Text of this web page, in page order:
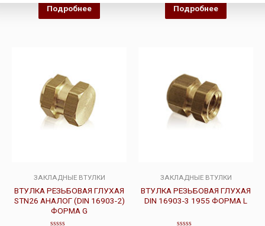
5
Подробнее
5
Подробнее
ЗАКЛАДНЫЕ ВТУЛКИ
ВТУЛКА РЕЗЬБОВАЯ ГЛУХАЯ
STN26 АНАЛОГ (DIN 16903-2)
ФОРМА G
ЗАКЛАДНЫЕ ВТУЛКИ
ВТУЛКА РЕЗЬБОВАЯ ГЛУХАЯ
DIN 16903-3 1955 ФОРМА L